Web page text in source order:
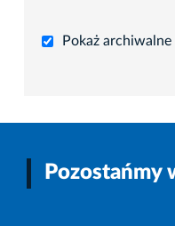
Pokaż archiwalne
Pozostańmy